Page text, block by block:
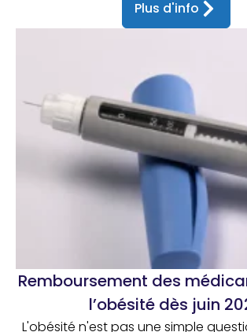
Plus d'info
Remboursement des
l’obésité dès juin
L'obésité n'est pas une simple